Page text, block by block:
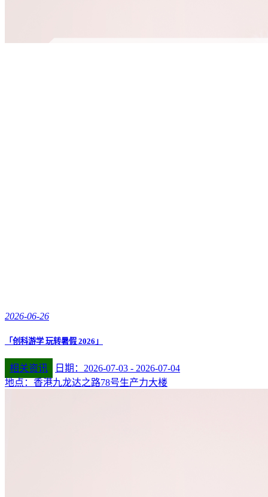
2026-06-26
「创科游学 玩转暑假 2026」
相关资讯
日期：2026-07-03 - 2026-07-04
地点：香港九龙达之路78号生产力大楼